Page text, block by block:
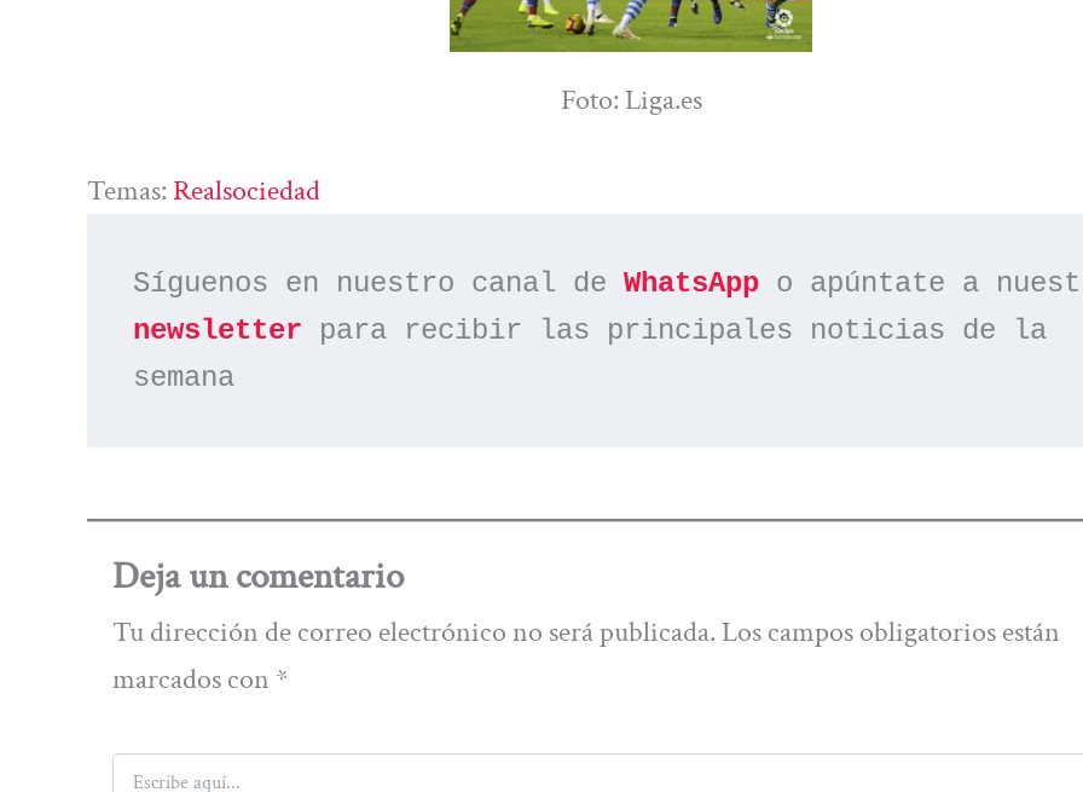
Foto: Liga.es
Temas: Realsociedad
Síguenos en nuestro canal de WhatsApp
newsletter para recibir las principales noticias de la
semana
Deja un comentario
Tu dirección de correo electrónico no será publicada. Los campos obligatorios están
marcados con *
Escribe